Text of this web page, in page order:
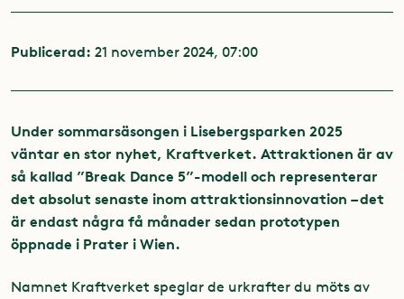
Publicerad: 21 november 2024, 07:00
Under sommarsäsongen i Lisebergsparken 2025
väntar en stor nyhet, Kraftverket. Attraktionen är av
så kallad ”Break Dance 5”-modell och representerar
det absolut senaste inom attraktionsinnovation – det
är endast några få månader sedan prototypen
öppnade i Prater i Wien.
Namnet Kraftverket speglar de urkrafter du möts av